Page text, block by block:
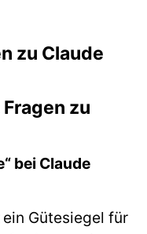
zu Claude
zu
bei Claude
ein Gütesiegel für